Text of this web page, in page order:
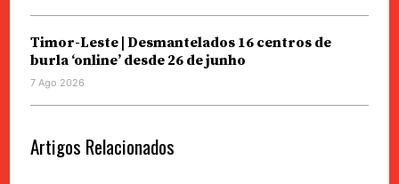
Timor-Leste | Desmantelados 16 centros de
burla ‘online’ desde 26 de junho
7 Ago 2026
Artigos Relacionados